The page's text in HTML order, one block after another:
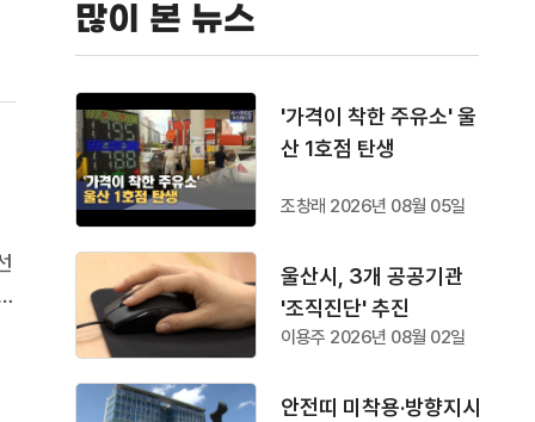
많이 본 뉴스
'가격이 착한 주유소' 울
산 1호점 탄생
조창래 2026년 08월 05일
울산시, 3개 공공기관
'조직진단' 추진
이용주 2026년 08월 02일
안전띠 미착용·방향지시